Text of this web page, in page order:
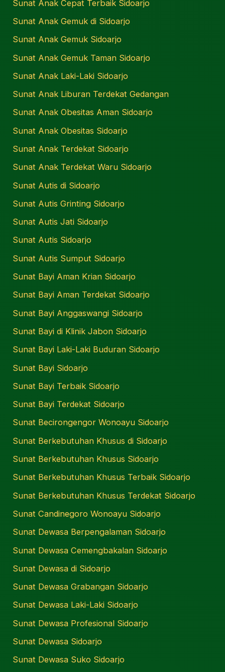
Sunat Anak Cepat Terbaik Sidoarjo
Sunat Anak Gemuk di Sidoarjo
Sunat Anak Gemuk Sidoarjo
Sunat Anak Gemuk Taman Sidoarjo
Sunat Anak Laki-Laki Sidoarjo
Sunat Anak Liburan Terdekat Gedangan
Sunat Anak Obesitas Aman Sidoarjo
Sunat Anak Obesitas Sidoarjo
Sunat Anak Terdekat Sidoarjo
Sunat Anak Terdekat Waru Sidoarjo
Sunat Autis di Sidoarjo
Sunat Autis Grinting Sidoarjo
Sunat Autis Jati Sidoarjo
Sunat Autis Sidoarjo
Sunat Autis Sumput Sidoarjo
Sunat Bayi Aman Krian Sidoarjo
Sunat Bayi Aman Terdekat Sidoarjo
Sunat Bayi Anggaswangi Sidoarjo
Sunat Bayi di Klinik Jabon Sidoarjo
Sunat Bayi Laki-Laki Buduran Sidoarjo
Sunat Bayi Sidoarjo
Sunat Bayi Terbaik Sidoarjo
Sunat Bayi Terdekat Sidoarjo
Sunat Becirongengor Wonoayu Sidoarjo
Sunat Berkebutuhan Khusus di Sidoarjo
Sunat Berkebutuhan Khusus Sidoarjo
Sunat Berkebutuhan Khusus Terbaik Sidoarjo
Sunat Berkebutuhan Khusus Terdekat Sidoarjo
Sunat Candinegoro Wonoayu Sidoarjo
Sunat Dewasa Berpengalaman Sidoarjo
Sunat Dewasa Cemengbakalan Sidoarjo
Sunat Dewasa di Sidoarjo
Sunat Dewasa Grabangan Sidoarjo
Sunat Dewasa Laki-Laki Sidoarjo
Sunat Dewasa Profesional Sidoarjo
Sunat Dewasa Sidoarjo
Sunat Dewasa Suko Sidoarjo